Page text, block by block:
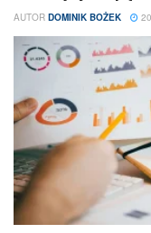
AUTOR DOMINIK BOŻEK